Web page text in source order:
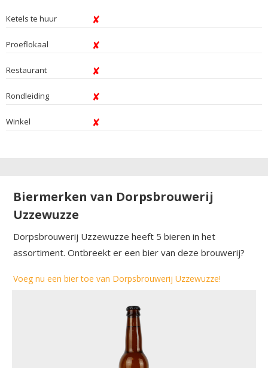
Ketels te huur
Proeflokaal
Restaurant
Rondleiding
Winkel
Biermerken van Dorpsbrouwerij
Uzzewuzze
Dorpsbrouwerij Uzzewuzze heeft 5 bieren in het
assortiment. Ontbreekt er een bier van deze brouwerij?
Voeg nu een bier toe van Dorpsbrouwerij Uzzewuzze!